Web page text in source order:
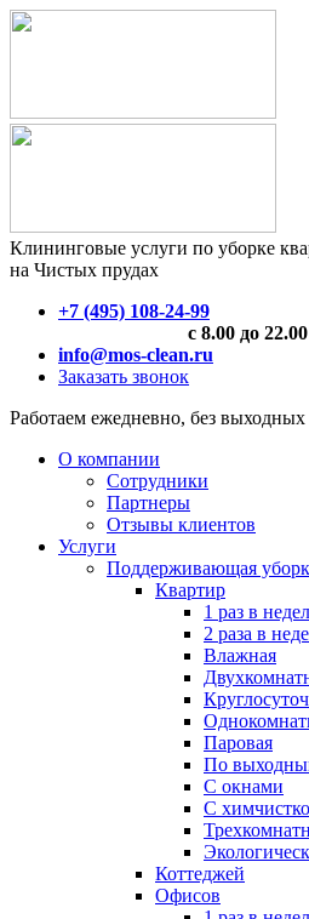
Клининговые услуги по уборке
на Чистых прудах
+7 (495) 108-24-99
с 8.00 до
info@mos-clean.ru
Заказать звонок
Работаем ежедневно, без выходных
О компании
Сотрудники
Партнеры
Отзывы клиентов
Услуги
Поддерживающая
Квартир
1 раз в
2 раза в
Влажная
Паровая
По
С окнами
С
Коттеджей
Офисов